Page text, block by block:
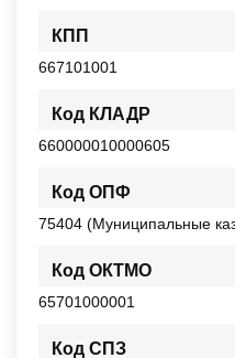
КПП
667101001
Код КЛАДР
660000010000605
Код ОПФ
75404 (Муниципальные
Код ОКТМО
65701000001
Код СПЗ